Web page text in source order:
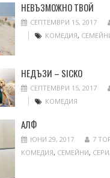
НЕВЪЗМОЖНО ТВОЙ
СЕПТЕМВРИ 15, 2017
КОМЕДИЯ,
НЕДЪЗИ – SICKO
СЕПТЕМВРИ 15, 2017
КОМЕДИЯ
АЛФ
ЮНИ 29, 2017 7
КОМЕДИЯ, СЕМЕЙНИ,